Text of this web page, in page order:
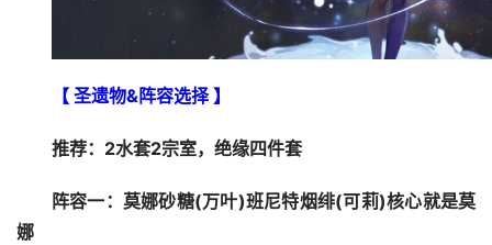
【 圣遗物&阵容选择 】
推荐：2水套2宗室，绝缘四件套
阵容一：莫娜砂糖(万叶)班尼特烟绯(可莉)核心就是莫
娜